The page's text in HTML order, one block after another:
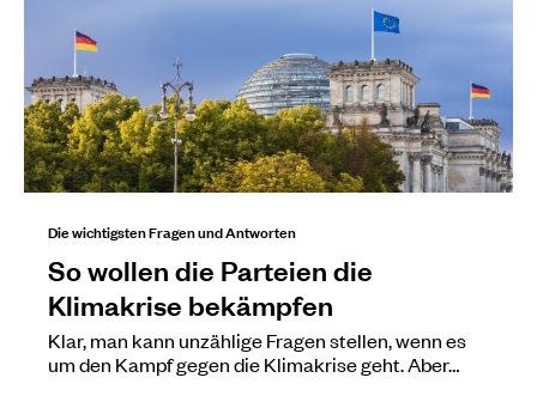
Die wichtigsten Fragen und Antworten
So wollen die Parteien die
Klimakrise bekämpfen
Klar, man kann unzählige Fragen stellen, wenn es
um den Kampf gegen die Klimakrise geht. Aber…